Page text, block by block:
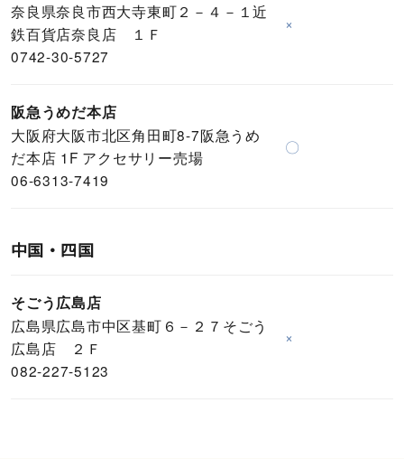
奈良県奈良市西大寺東町２－４－１近
鉄百貨店奈良店 １Ｆ
0742-30-5727
×
阪急うめだ本店
大阪府大阪市北区角田町8-7阪急うめ
だ本店 1F アクセサリー売場
06-6313-7419
〇
中国・四国
そごう広島店
広島県広島市中区基町６－２７そごう
広島店 ２Ｆ
082-227-5123
×